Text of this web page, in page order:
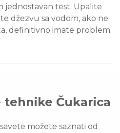
jednostavan test. Upalite
džezvu sa vodom, ako ne
definitivno imate problem.
tehnike Čukarica
možete saznati od